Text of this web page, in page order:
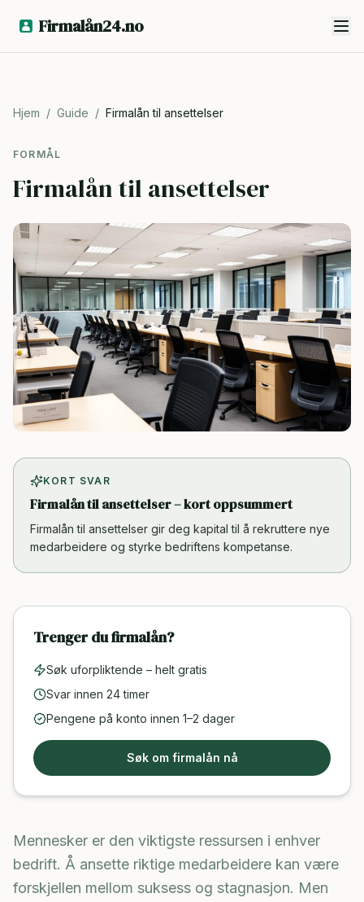
Firmalån24.no
Hjem / Guide / Firmalån til ansettelser
FORMÅL
Firmalån til ansettelser
KORT SVAR
Firmalån til ansettelser – kort oppsummert
Firmalån til ansettelser gir deg kapital til å rekruttere nye
medarbeidere og styrke bedriftens kompetanse.
Trenger du firmalån?
Søk uforpliktende – helt gratis
Svar innen 24 timer
Pengene på konto innen 1–2 dager
Søk om firmalån nå
Mennesker er den viktigste ressursen i enhver
bedrift. Å ansette riktige medarbeidere kan være
forskjellen mellom suksess og stagnasjon. Men